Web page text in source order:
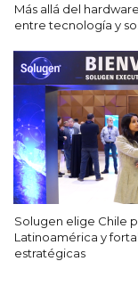
Más allá del
entre tecnología y
Solugen elige Chile
Latinoamérica y
estratégicas